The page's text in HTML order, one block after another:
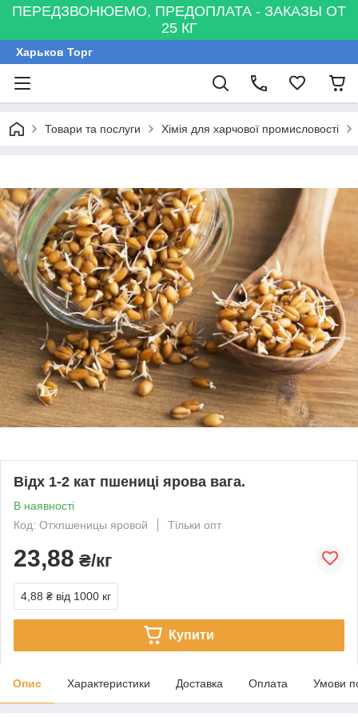
ПЕРЕДЗВОНЮЕМО, ПРЕДОПЛАТА - ЗАКАЗЫ ОТ
25 КГ
Харьков Торг
Товари та послуги Хімія для харчової промисловості
Відх 1-2 кат пшениці ярова вага.
В наявності
Код: Отхпшеницы яровой
Тільки опт
23,88 ₴/кг
4,88 ₴ від 1000 кг
Купити
Опис Характеристики Доставка Оплата Умови